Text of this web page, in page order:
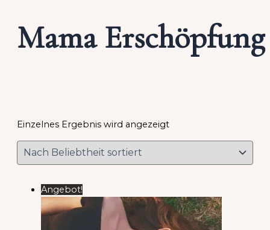
Mama Erschöpfung
Einzelnes Ergebnis wird angezeigt
Angebot!